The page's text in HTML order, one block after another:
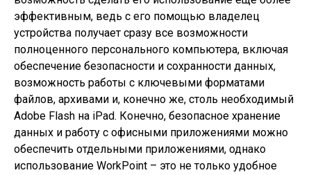
эффективным, ведь с его помощью владелец
устройства получает сразу все возможности
полноценного персонального компьютера, включая
обеспечение безопасности и сохранности данных,
возможность работы с ключевыми форматами
файлов, архивами и, конечно же, столь необходимый
Adobe Flash на iPad. Конечно, безопасное хранение
данных и работу с офисными приложениями можно
обеспечить отдельными приложениями, однако
использование WorkPoint – это не только удобное